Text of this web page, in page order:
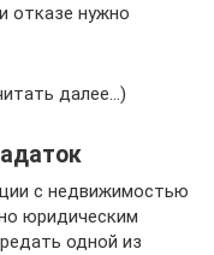
отказе нужно
далее…)
с недвижимостью
юридическим
одной из